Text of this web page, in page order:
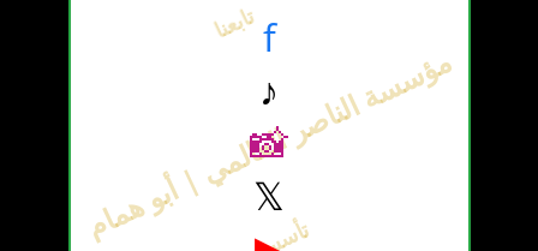
تابعنا
مؤسسة الناصر العالمي | أبو همام
f
♪
📸
𝕏